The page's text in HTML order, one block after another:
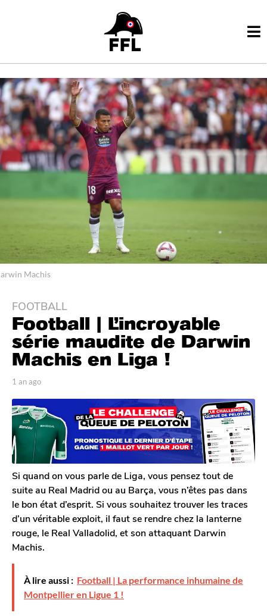
Machis
1
a
a
g
o
a
n
a
g
o
FOOTBALL
Football | L’incroyable
série maudite de Darwin
Machis en Liga !
p
r
T
o
m
G
a
l
r
o
n
1 an ago
a
g
Si quand on vous parle de Liga, vous pensez tout de
suite au Real Madrid ou au Barça, vous n’êtes pas dans
le bon état d’esprit. Si vous souhaitez trouver les traces
d’un véritable exploit, il faut se rendre chez la lanterne
rouge, le Real Valladolid, et son attaquant Darwin
Machis.
À lire aussi : Football | La performance inhumaine de
Montpellier en Ligue 1 !